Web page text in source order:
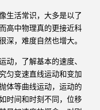
生活常识，大多是以了
高中物理真的更接近科
深，难度自然也增大。
动，了解基本的速度、
匀变速直线运动和变加
体等曲线运动，运动的
时间和时刻不同，位移